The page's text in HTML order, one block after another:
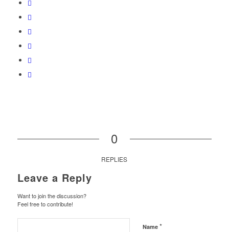
0
REPLIES
Leave a Reply
Want to join the discussion?
Feel free to contribute!
Name *